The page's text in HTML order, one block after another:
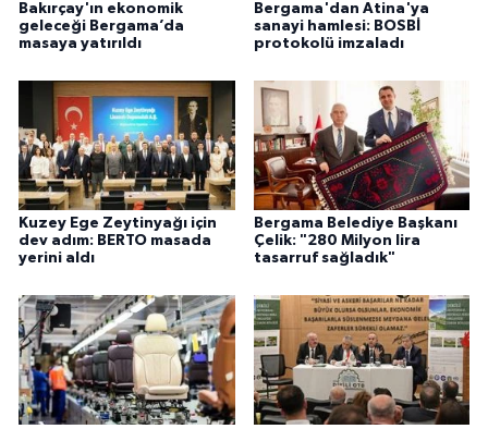
Bakırçay'ın ekonomik
geleceği Bergama’da
masaya yatırıldı
Bergama'dan Atina'ya
sanayi hamlesi: BOSBİ
protokolü imzaladı
Kuzey Ege Zeytinyağı için
dev adım: BERTO masada
yerini aldı
Bergama Belediye Başkanı
Çelik: "280 Milyon lira
tasarruf sağladık"